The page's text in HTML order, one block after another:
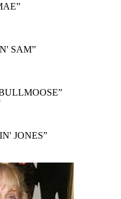
”
SAM”
”
JONES”